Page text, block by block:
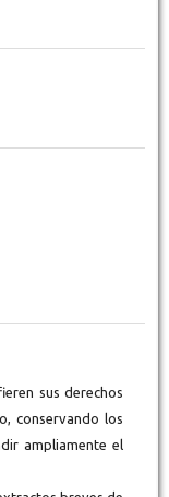
sus derechos
conservando los
ampliamente el